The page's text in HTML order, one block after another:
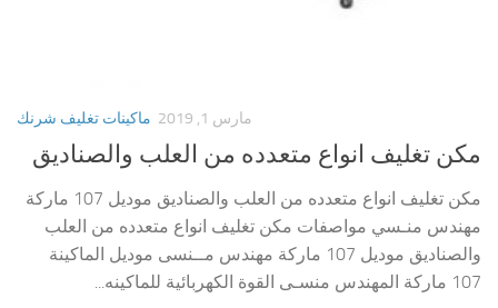
ماكينات تغليف شرنك مارس 1, 2019
مكن تغليف انواع متعدده من العلب والصناديق
مكن تغليف انواع متعدده من العلب والصناديق موديل 107 ماركة
مهندس منـسي مواصفات مكن تغليف انواع متعدده من العلب
والصناديق موديل 107 ماركة مهندس مــنسى موديل الماكينة
107 ماركة المهندس منسـى القوة الكهربائية للماكينه...